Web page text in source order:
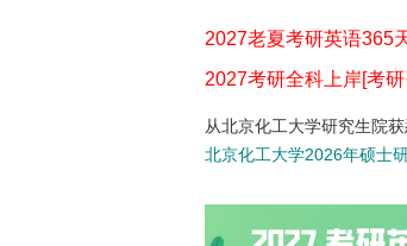
2027老夏考研英语365
2027考研全科上岸[考研
从北京化工大学研究生院
北京化工大学2026年硕士